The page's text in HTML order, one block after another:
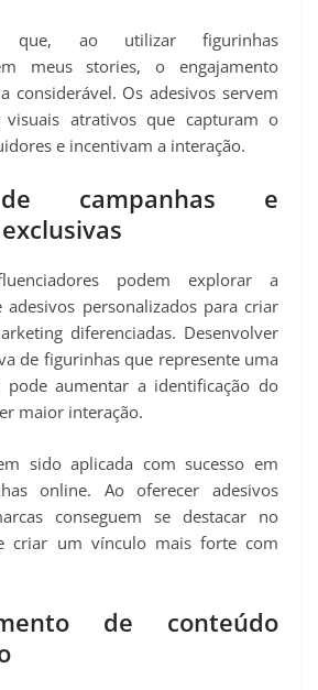
que, ao utilizar figurinhas
meus stories, o engajamento
considerável. Os adesivos servem
visuais atrativos que capturam o
e incentivam a interação.
campanhas e
podem explorar a
adesivos personalizados para criar
diferenciadas. Desenvolver
de figurinhas que represente uma
pode aumentar a identificação do
maior interação.
sido aplicada com sucesso em
online. Ao oferecer adesivos
conseguem se destacar no
criar um vínculo mais forte com
de conteúdo